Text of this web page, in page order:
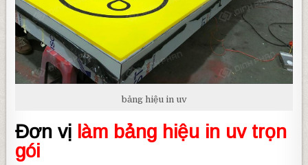
bảng hiệu in uv
Đơn vị làm bảng hiệu in uv trọn
gói